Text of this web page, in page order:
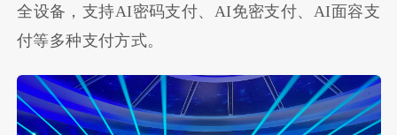
全设备，支持AI密码支付、AI免密支付、AI面容支
付等多种支付方式。